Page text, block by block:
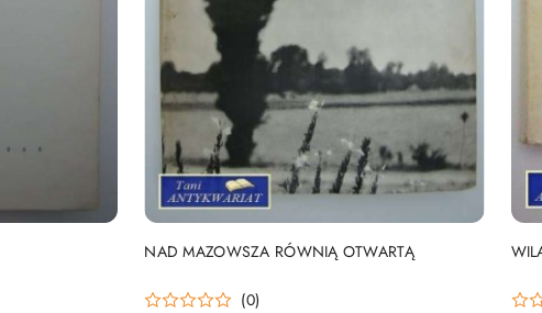
NAD MAZOWSZA RÓWNIĄ OTWARTĄ
(0)
DO KOSZYKA